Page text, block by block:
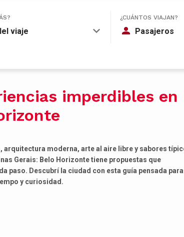
viaje
¿CUÁNTOS VIAJAN?
Pasajeros
imperdibles en
arquitectura moderna, arte al aire libre y sabores
Gerais: Belo Horizonte tiene propuestas que
paso. Descubrí la ciudad con esta guía pensada para
y curiosidad.